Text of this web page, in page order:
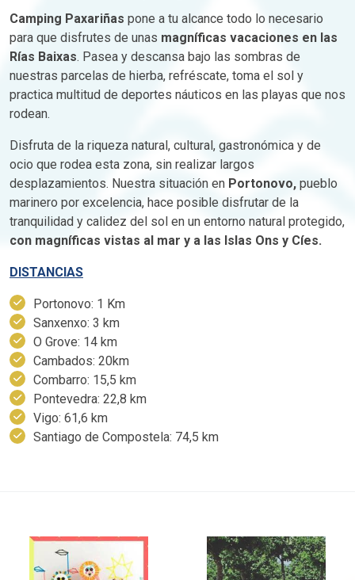
Camping Paxariñas pone a tu alcance todo lo necesario
para que disfrutes de unas magníficas vacaciones en las
Rías Baixas. Pasea y descansa bajo las sombras de
nuestras parcelas de hierba, refréscate, toma el sol y
practica multitud de deportes náuticos en las playas que nos
rodean.
Disfruta de la riqueza natural, cultural, gastronómica y de
ocio que rodea esta zona, sin realizar largos
desplazamientos. Nuestra situación en Portonovo, pueblo
marinero por excelencia, hace posible disfrutar de la
tranquilidad y calidez del sol en un entorno natural protegido,
con magníficas vistas al mar y a las Islas Ons y Cíes.
DISTANCIAS
Portonovo: 1 Km
Sanxenxo: 3 km
O Grove: 14 km
Cambados: 20km
Combarro: 15,5 km
Pontevedra: 22,8 km
Vigo: 61,6 km
Santiago de Compostela: 74,5 km